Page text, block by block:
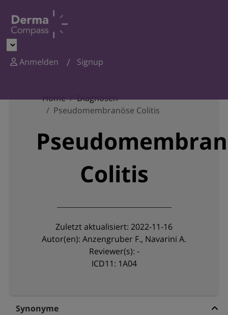
Anmelden Signup
Home
Diagnosen
Pseudomembranöse Colitis
Colitis
Zuletzt aktualisiert: 2022-11-16
Autor(en): Anzengruber F., Navarini A.
Reviewer(s): -
ICD11: 1A04
Synonyme